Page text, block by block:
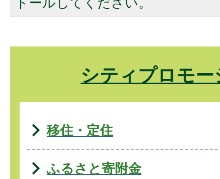
シティプロモ
移住・定住
ふるさと寄附金